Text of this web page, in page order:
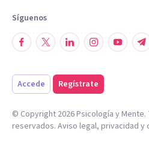
Síguenos
Accede Regístrate
© Copyright 2026Psicología y
reservados. Aviso legal, privacidad y